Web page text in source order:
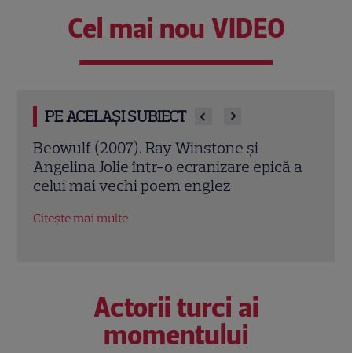
Cel mai nou VIDEO
PE ACELAȘI SUBIECT
Jack Ryan: Agentul din umbră (2014).
Chris Pine și Kevin Costner, într-o cursă
contra cronometru pentru salvarea
Actorii turci ai
momentului